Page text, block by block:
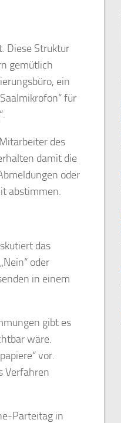
Diese Struktur
gemütlich
ein
für
des
damit die
oder
abstimmen.
das
oder
in einem
gibt es
wäre.
vor.
Verfahren
Parteitag in